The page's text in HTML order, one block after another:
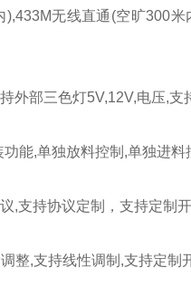
),433M无线直通 (空旷300米
外部三色灯5V,12V,电压,支
功能,单独放料控制 ,单独进料
,支持协议定制，支持定制
整,支持线性调制 ,支持定制